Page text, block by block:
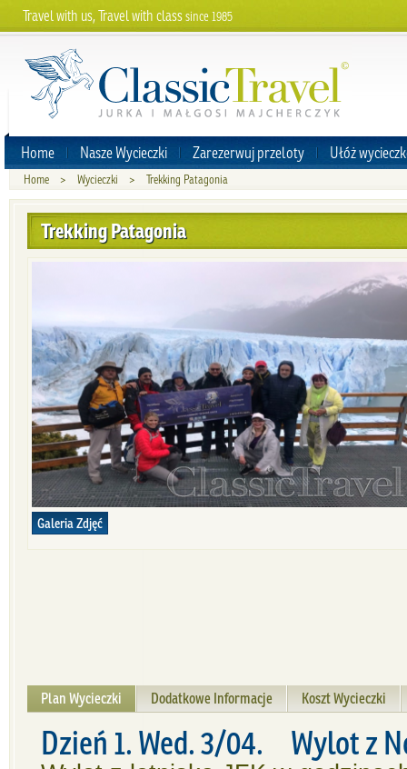
Travel with us, Travel with classsince 1985
Home Nasze Wycieczki Zarezerwuj przeloty Ułóż
Home > Wycieczki > Trekking Patagonia
Trekking Patagonia
Galeria Zdjęć
Plan Wycieczki Dodatkowe Informacje Koszt Wycieczki
Dzień 1. Wed. 3/04. Wylot z